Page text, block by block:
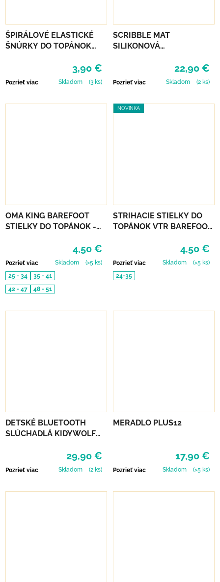
ŠPIRÁLOVÉ ELASTICKÉ
ŠNÚRKY DO TOPÁNOK
3,90 €
Pozrieť viac Skladom (3 ks)
SCRIBBLE MAT
SILIKONOVÁ
22,90 €
Pozrieť viac Skladom (2 ks)
OMA KING BAREFOOT
STIELKY DO TOPÁNOK -
4,50 €
Pozrieť viac Skladom
(>5 ks)
25 - 34
35 - 41
42 - 47
48 - 51
NOVINKA
STRIHACIE STIELKY DO
TOPÁNOK VTR BAREFOOT
4,50 €
Pozrieť viac Skladom
(>5 ks)
24-35
DETSKÉ BLUETOOTH
SLÚCHADLÁ KIDYWOLF
29,90 €
Pozrieť viac Skladom (2 ks)
MERADLO PLUS12
17,90 €
Pozrieť viac Skladom (>5 ks)